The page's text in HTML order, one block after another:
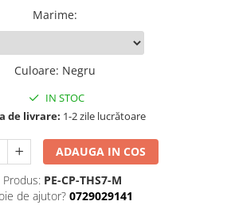
Marime:
Culoare: Negru
IN STOC
de livrare: 1-2 zile lucrătoare
ADAUGA IN COS
Produs: PE-CP-THS7-M
de ajutor? 0729029141